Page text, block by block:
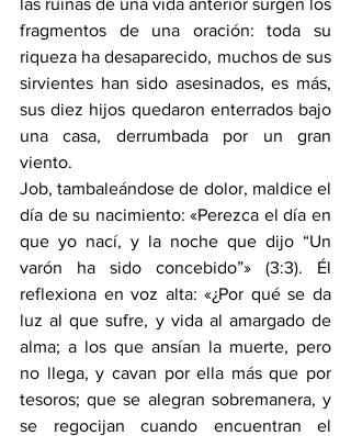
fragmentos de una oración: toda su
riqueza ha desaparecido, muchos de sus
sirvientes han sido asesinados, es más,
sus diez hijos quedaron enterrados bajo
una casa, derrumbada por un gran
viento.
Job, tambaleándose de dolor, maldice el
día de su nacimiento: «Perezca el día en
que yo nací, y la noche que dijo “Un
varón ha sido concebido”» (3:3). Él
reflexiona en voz alta: «¿Por qué se da
luz al que sufre, y vida al amargado de
alma; a los que ansían la muerte, pero
no llega, y cavan por ella más que por
tesoros; que se alegran sobremanera, y
se regocijan cuando encuentran el